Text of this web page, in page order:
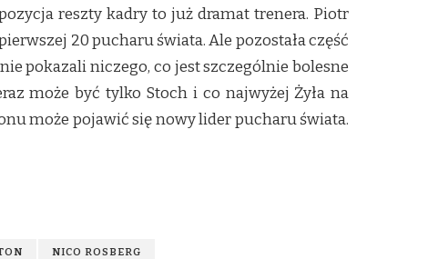
reszty kadry to już dramat trenera. Piotr
20 pucharu świata. Ale pozostała część
pokazali niczego, co jest szczególnie bolesne
może być tylko Stoch i co najwyżej Żyła na
może pojawić się nowy lider pucharu świata.
NICO ROSBERG